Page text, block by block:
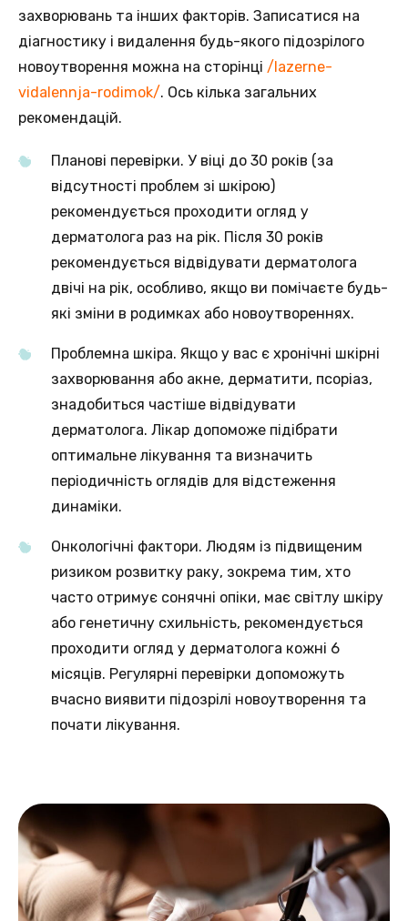
захворювань та інших факторів. Записатися на
діагностику і видалення будь-якого підозрілого
новоутворення можна на сторінці /lazerne-
vidalennja-rodimok/. Ось кілька загальних
рекомендацій.
Планові перевірки. У віці до 30 років (за
відсутності проблем зі шкірою)
рекомендується проходити огляд у
дерматолога раз на рік. Після 30 років
рекомендується відвідувати дерматолога
двічі на рік, особливо, якщо ви помічаєте будь-
які зміни в родимках або новоутвореннях.
Проблемна шкіра. Якщо у вас є хронічні шкірні
захворювання або акне, дерматити, псоріаз,
знадобиться частіше відвідувати
дерматолога. Лікар допоможе підібрати
оптимальне лікування та визначить
періодичність оглядів для відстеження
динаміки.
Онкологічні фактори. Людям із підвищеним
ризиком розвитку раку, зокрема тим, хто
часто отримує сонячні опіки, має світлу шкіру
або генетичну схильність, рекомендується
проходити огляд у дерматолога кожні 6
місяців. Регулярні перевірки допоможуть
вчасно виявити підозрілі новоутворення та
почати лікування.